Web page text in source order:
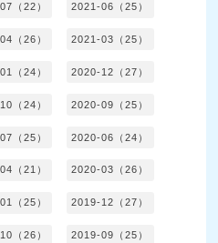
（22） 2021-06（25）
（26） 2021-03（25）
（24） 2020-12（27）
（24） 2020-09（25）
（25） 2020-06（24）
（21） 2020-03（26）
（25） 2019-12（27）
（26） 2019-09（25）